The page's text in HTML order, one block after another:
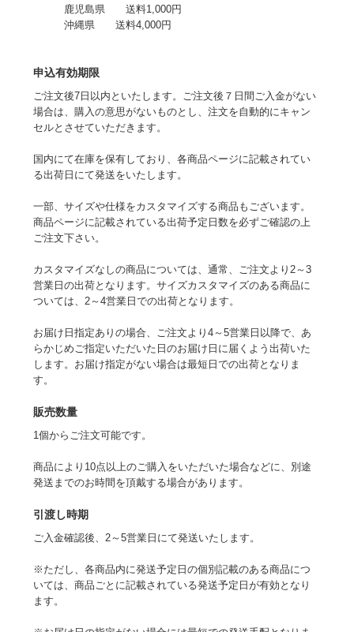
鹿児島県 送料1,000円
沖縄県 送料4,000円
申込有効期限
ご注文後7日以内といたします。ご注文後７日間ご入金がない
場合は、購入の意思がないものとし、注文を自動的にキャン
セルとさせていただきます。
国内にて在庫を保有しており、各商品ページに記載されてい
る出荷日にて発送をいたします。
一部、サイズや仕様をカスタマイズする商品もございます。
商品ページに記載されている出荷予定日数を必ずご確認の上
ご注文下さい。
カスタマイズなしの商品については、通常、ご注文より2～3
営業日の出荷となります。サイズカスタマイズのある商品に
ついては、2～4営業日での出荷となります。
お届け日指定ありの場合、ご注文より4～5営業日以降で、あ
らかじめご指定いただいた日のお届け日に届くよう出荷いた
します。お届け指定がない場合は最短日での出荷となりま
す。
販売数量
1個からご注文可能です。
商品により10点以上のご購入をいただいた場合などに、別途
発送までのお時間を頂戴する場合があります。
引渡し時期
ご入金確認後、2～5営業日にて発送いたします。
※ただし、各商品内に発送予定日の個別記載のある商品につ
いては、商品ごとに記載されている発送予定日が有効となり
ます。